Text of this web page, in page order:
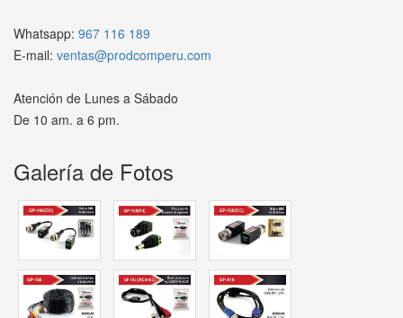
Whatsapp: 967 116 189
E-mail: ventas@prodcomperu.com
Atención de Lunes a Sábado
De 10 am. a 6 pm.
Galería de Fotos